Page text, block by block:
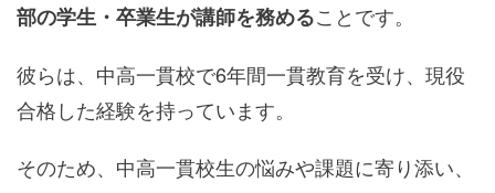
部の学生・卒業生が講師を務めることです。
彼らは、中高一貫校で6年間一貫教育を受け、現役
合格した経験を持っています。
そのため、中高一貫校生の悩みや課題に寄り添い、